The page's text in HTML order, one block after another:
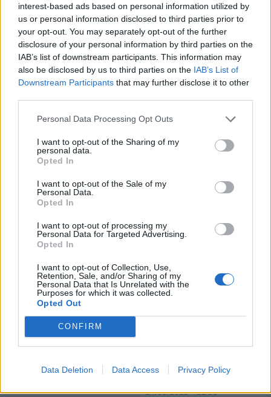
interest-based ads based on personal information utilized by
us or personal information disclosed to third parties prior to
your opt-out. You may separately opt-out of the further
disclosure of your personal information by third parties on the
IAB’s list of downstream participants. This information may
also be disclosed by us to third parties on the IAB’s List of
Downstream Participants that may further disclose it to other
Personal Data Processing Opt Outs
I want to opt-out of the Sharing of my
personal data.
Opted In
I want to opt-out of the Sale of my
Personal Data.
Opted In
I want to opt-out of processing my
Personal Data for Targeted Advertising.
Opted In
I want to opt-out of Collection, Use,
Retention, Sale, and/or Sharing of my
Personal Data that Is Unrelated with the
Purposes for which it was collected.
Opted Out
CONFIRM
Data Deletion Data Access Privacy Policy
VW: Η δύσκολη εξίσωση της
αναδιάρθρωσης
18η συνεχόμενη χρονιά για τον
ΟΤΕ στη διεθνή σειρά δεικτών
FTSE4Good
Alpha Bank: Για πρώτη φορά το Αρχαίο Θέατρο Επιδαύρου άνοιξε τις
ESG Report 2025: Πώς η ΑΒ Βασιλόπουλος μετατρέπει τη
βιωσιμότητα σε καθημερινή πράξη
ΠΕΡΙΣΣΌΤΕΡΑ ΣΕ ΑΥΤΉ ΤΗΝ ΚΑΤΗΓΟΡΊΑ
Ρωσία: Το υπουργείο
Οικονομικών προτείνει
Εσωτερικών ανησυχεί ότι
"βγαίνει εκτός ελέγχου"
24/09/2025 - 12:59